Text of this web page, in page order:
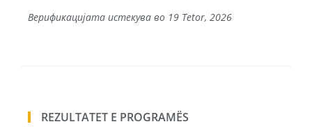
Верификацијата истекува во 19 Tetor, 2026
REZULTATET E PROGRAMËS